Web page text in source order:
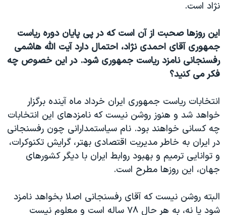
نژاد است.
این روزها صحبت از آن است که در پی پایان دوره ریاست
جمهوری آقای احمدی نژاد، احتمال دارد آیت الله هاشمی
رفسنجانی نامزد ریاست جمهوری شود. در این خصوص چه
فکر می کنید؟
انتخابات ریاست جمهوری ایران خرداد ماه آینده برگزار
خواهد شد و هنوز روشن نیست که نامزدهای این انتخابات
چه کسانی خواهند بود. نام سیاستمدارانی چون رفسنجانی
در ایران به خاطر مدیریت اقتصادی بهتر، گرایش تکنوکرات،
و توانایی ترمیم و بهبود روابط ایران با دیگر کشورهای
جهان، این روزها مطرح است.
البته روشن نیست که آقای رفسنجانی اصلا بخواهد نامزد
شود یا نه، به هر حال ۷۸ ساله است و معلوم نیست